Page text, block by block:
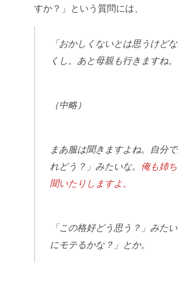
すか？」という質問には、
「おかしくないとは思うけど
くし。あと母親も行きますね。
（中略）
まあ服は聞きますよね。自分
れどう？」みたいな。 俺も姉
聞いたりしますよ。
「この格好どう思う？」みた
にモテるかな？」とか。